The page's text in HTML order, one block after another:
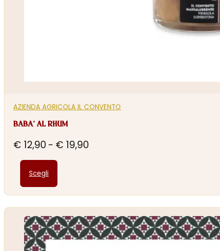
AZIENDA AGRICOLA IL CONVENTO
BABA’ AL RHUM
€ 12,90 - € 19,90
a
€ 19,90
Scegli
prodotto
ha
più
varianti.
Le